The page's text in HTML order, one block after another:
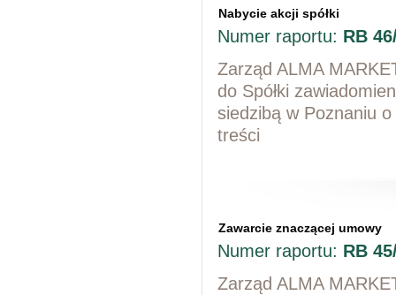
Nabycie akcji spółki
Numer raportu: RB
Zarząd ALMA
do Spółki
siedzibą w Poznaniu
treści
Zawarcie znaczącej umowy
Numer raportu: RB
Zarząd ALMA